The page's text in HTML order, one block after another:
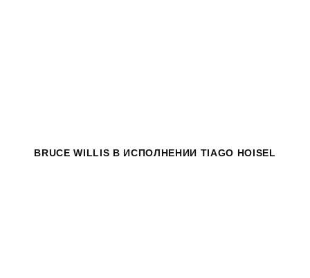
BRUCE WILLIS В ИСПОЛНЕНИИ TIAGO HOISEL